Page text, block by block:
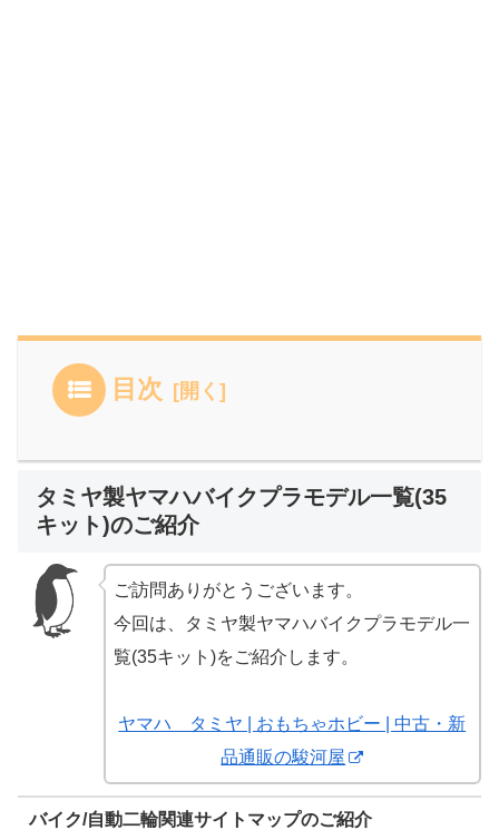
目次
タミヤ製ヤマハバイクプラモデル一覧(35
キット)のご紹介
ご訪問ありがとうございます。
今回は、タミヤ製ヤマハバイクプラモデル一
覧(35キット)をご紹介します。
ヤマハ タミヤ | おもちゃホビー | 中古・新
品通販の駿河屋
バイク/自動二輪関連サイトマップのご紹介